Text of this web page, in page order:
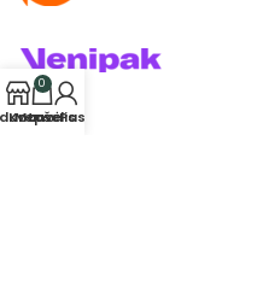
0
Krepšelis
Mano Paskyra